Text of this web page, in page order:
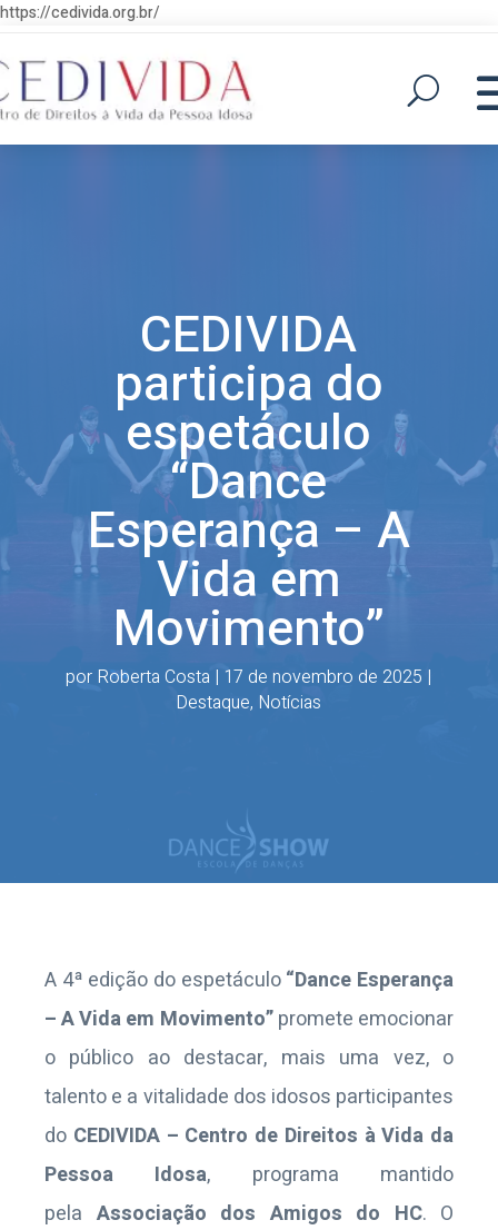
https://cedivida.org.br/
CEDIVIDA
participa do
espetáculo
“Dance
Esperança – A
Vida em
Movimento”
por Roberta Costa | 17 de novembro de 2025 |
Destaque, Notícias
A 4ª edição do espetáculo“Dance Esperança
– A Vida em Movimento”promete emocionar
o público ao destacar, mais uma vez, o
talento e a vitalidade dos idosos participantes
do CEDIVIDA – Centro de Direitos à Vida da
Pessoa Idosa, programa mantido
pela Associação dos Amigos do HC. O